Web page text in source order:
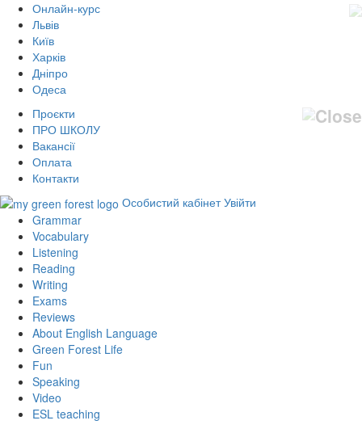
Онлайн-курс
Львів
Київ
Харків
Дніпро
Одеса
Проєкти
ПРО ШКОЛУ
Вакансії
Оплата
Контакти
Особистий кабінет Увійти
Grammar
Vocabulary
Listening
Reading
Writing
Exams
Reviews
About English Language
Green Forest Life
Fun
Speaking
Video
ESL teaching